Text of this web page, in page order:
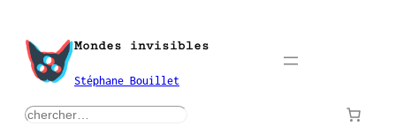
contenu
Mondes invisibles
Stéphane Bouillet
rechercher